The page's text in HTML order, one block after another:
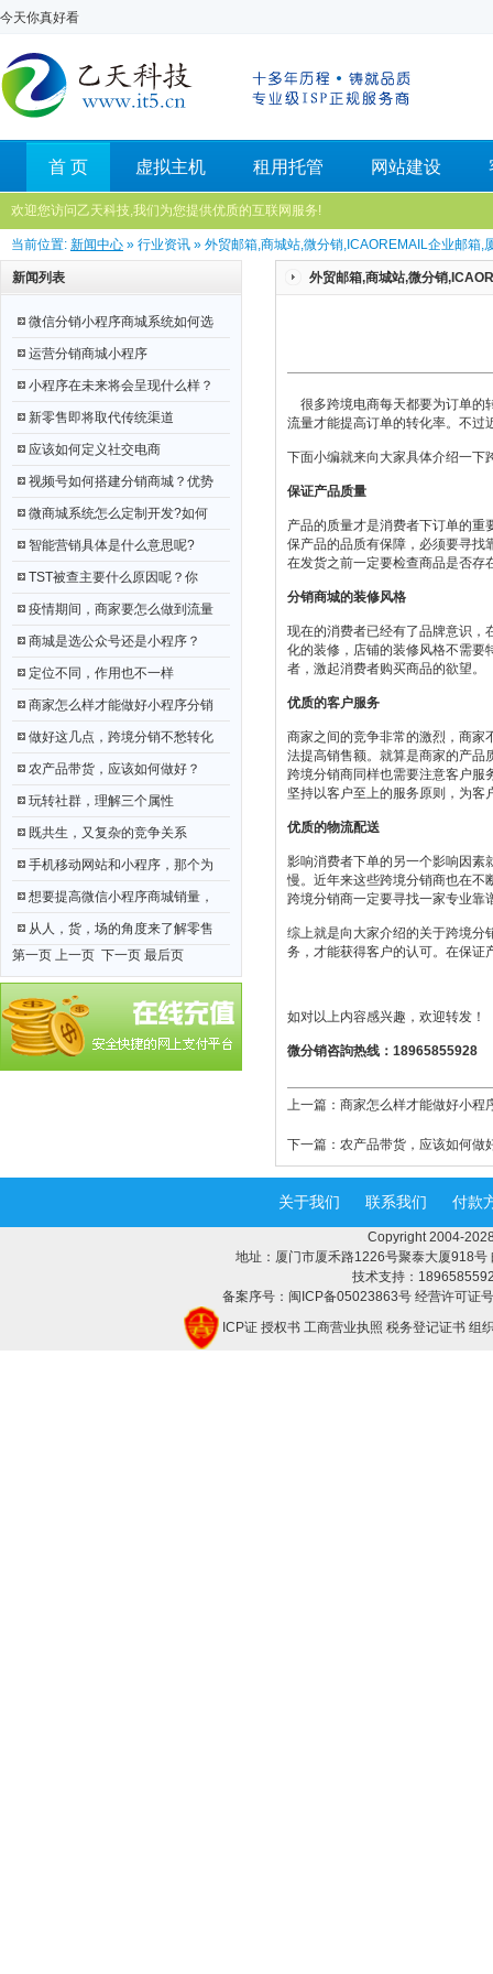
今天你真好看
首 页 虚拟主机 租用托管 网站建设
欢迎您访问乙天科技,我们为您提供优质的互联网服务!
当前位置: 新闻中心 » 行业资讯 » 外贸邮箱,商城站,微分销,ICAOREMAIL企业邮箱
新闻列表
微信分销小程序商城系统如何选
运营分销商城小程序
小程序在未来将会呈现什么样？
新零售即将取代传统渠道
应该如何定义社交电商
视频号如何搭建分销商城？优势
微商城系统怎么定制开发?如何
智能营销具体是什么意思呢?
TST被查主要什么原因呢？你
疫情期间，商家要怎么做到流量
商城是选公众号还是小程序？
定位不同，作用也不一样
商家怎么样才能做好小程序分销
做好这几点，跨境分销不愁转化
农产品带货，应该如何做好？
玩转社群，理解三个属性
既共生，又复杂的竞争关系
手机移动网站和小程序，那个为
想要提高微信小程序商城销量，
从人，货，场的角度来了解零售
第一页 上一页 下一页 最后页
外贸邮箱,商城站,微分销
很多跨境电商每天都要为订单的
流量才能提高订单的转化率。不过
下面小编就来向大家具体介绍一下
保证产品质量
产品的质量才是消费者下订单的
保产品的品质有保障，必须要寻找
在发货之前一定要检查商品是否存
分销商城的装修风格
现在的消费者已经有了品牌意识，
化的装修，店铺的装修风格不需要
者，激起消费者购买商品的欲望。
优质的客户服务
商家之间的竞争非常的激烈，商家
法提高销售额。就算是商家的产品
跨境分销商同样也需要注意客户服
坚持以客户至上的服务原则，为客
优质的物流配送
影响消费者下单的另一个影响因素
慢。近年来这些跨境分销商也在不
跨境分销商一定要寻找一家专业靠
综上就是向大家介绍的关于跨境分
务，才能获得客户的认可。在保证
如对以上内容感兴趣，欢迎转发！
微分销咨訽热线：18965855928
上一篇： 商家怎么样才能做好小程
下一篇： 农产品带货，应该如何做
关于我们 联系我们 付款
Copyright 2004-
地址：厦门市厦禾路1226号聚泰大厦918
技术支持：
备案序号：闽ICP备05023863号 经营许可证
ICP证 授权书 工商营业执照 税务登记证书 组